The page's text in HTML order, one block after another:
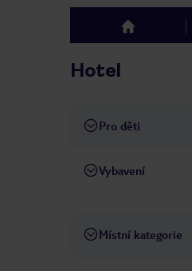
top
Hotel
Pro děti
Vybavení
Místní kategorie